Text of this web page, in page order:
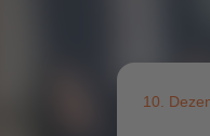
10.